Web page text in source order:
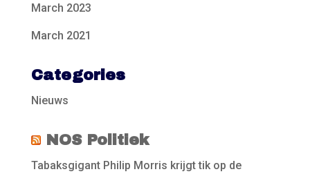
March 2023
March 2021
Categories
Nieuws
NOS Politiek
Tabaksgigant Philip Morris krijgt tik op de